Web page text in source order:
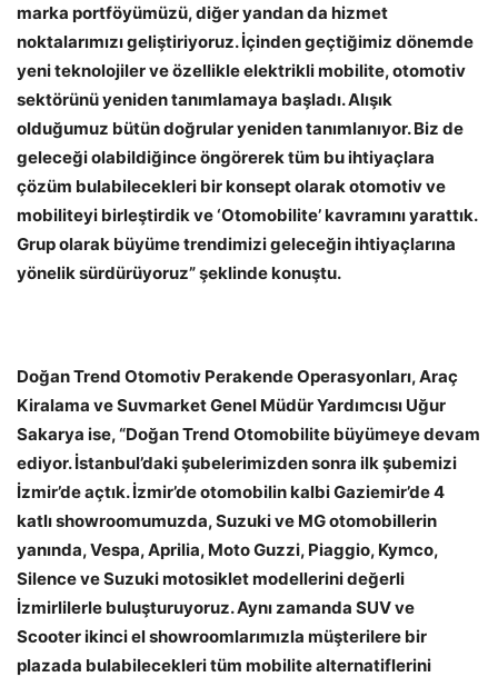
marka portföyümüzü, diğer yandan da hizmet
noktalarımızı geliştiriyoruz. İçinden geçtiğimiz dönemde
yeni teknolojiler ve özellikle elektrikli mobilite, otomotiv
sektörünü yeniden tanımlamaya başladı. Alışık
olduğumuz bütün doğrular yeniden tanımlanıyor. Biz de
geleceği olabildiğince öngörerek tüm bu ihtiyaçlara
çözüm bulabilecekleri bir konsept olarak otomotiv ve
mobiliteyi birleştirdik ve ‘Otomobilite’ kavramını yarattık.
Grup olarak büyüme trendimizi geleceğin ihtiyaçlarına
yönelik sürdürüyoruz” şeklinde konuştu.
Doğan Trend Otomotiv Perakende Operasyonları, Araç
Kiralama ve Suvmarket Genel Müdür Yardımcısı Uğur
Sakarya ise, “Doğan Trend Otomobilite büyümeye devam
ediyor. İstanbul’daki şubelerimizden sonra ilk şubemizi
İzmir’de açtık. İzmir’de otomobilin kalbi Gaziemir’de 4
katlı showroomumuzda, Suzuki ve MG otomobillerin
yanında, Vespa, Aprilia, Moto Guzzi, Piaggio, Kymco,
Silence ve Suzuki motosiklet modellerini değerli
İzmirlilerle buluşturuyoruz. Aynı zamanda SUV ve
Scooter ikinci el showroomlarımızla müşterilere bir
plazada bulabilecekleri tüm mobilite alternatiflerini